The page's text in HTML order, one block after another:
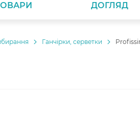
ДОГЛЯД
Ганчірки, серветки